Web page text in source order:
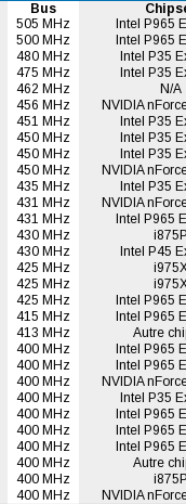
Bus
505 MHz
Intel P965
500 MHz
Intel P965
480 MHz
Intel P35
475 MHz
Intel P35
462 MHz
N/A
456 MHz
NVIDIA
451 MHz
Intel P35
450 MHz
Intel P35
450 MHz
Intel P35
450 MHz
NVIDIA
435 MHz
Intel P35
431 MHz
NVIDIA
431 MHz
Intel P965
430 MHz
430 MHz
Intel P45
425 MHz
425 MHz
425 MHz
Intel P965
415 MHz
Intel P965
413 MHz
Autre
400 MHz
Intel P965
400 MHz
Intel P965
400 MHz
NVIDIA
400 MHz
Intel P35
400 MHz
Intel P965
400 MHz
Intel P965
400 MHz
Intel P965
400 MHz
Autre
400 MHz
400 MHz NVIDIA